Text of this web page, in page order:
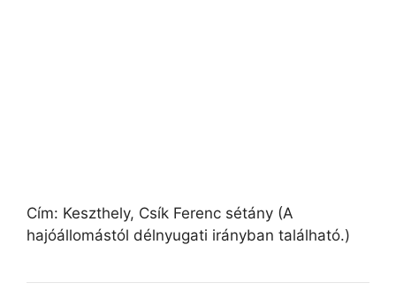
Cím: Keszthely, Csík Ferenc sétány (A
hajóállomástól délnyugati irányban található.)